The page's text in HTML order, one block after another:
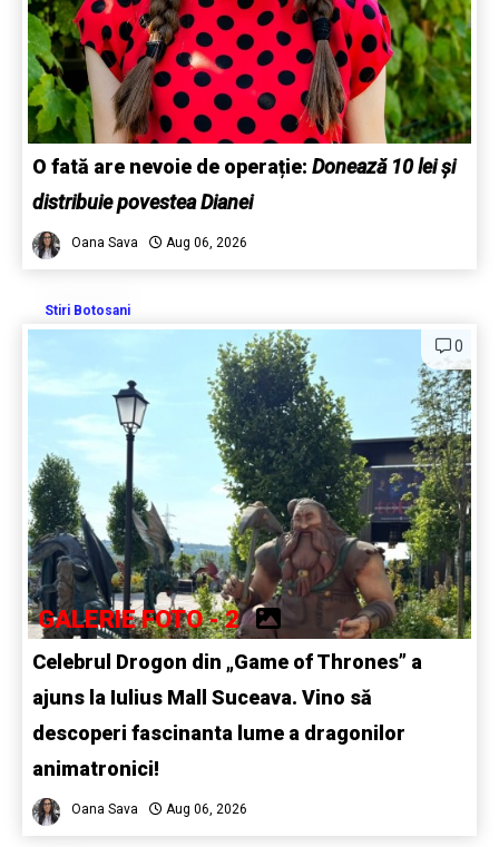
O fată are nevoie de operație: Donează 10 lei și
distribuie povestea Dianei
Oana Sava Aug 06, 2026
Stiri Botosani
0
GALERIE FOTO - 2
Celebrul Drogon din „Game of Thrones” a
ajuns la Iulius Mall Suceava. Vino să
descoperi fascinanta lume a dragonilor
animatronici!
Oana Sava Aug 06, 2026